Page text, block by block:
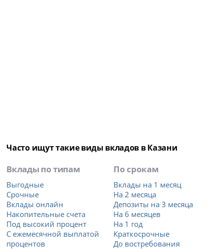
Часто ищут такие виды вкладов в Казани
Вклады по типам
Выгодные
Срочные
Вклады онлайн
Накопительные счета
Под высокий процент
С ежемесячной выплатой
процентов
По срокам
Вклады на 1 месяц
На 2 месяца
Депозиты на 3 месяца
На 6 месяцев
На 1 год
Краткосрочные
До востребования